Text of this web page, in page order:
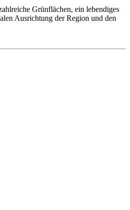
Grünflächen, ein lebendiges
Ausrichtung der Region und den